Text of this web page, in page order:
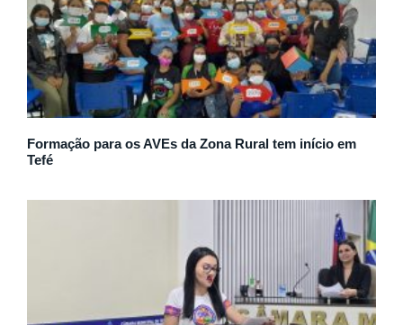
Formação para os AVEs da Zona Rural tem início em
Tefé